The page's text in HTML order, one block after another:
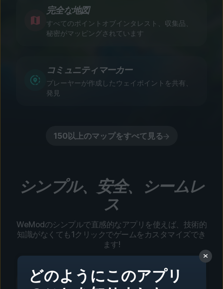
完全な地図
すべてのポイントオブインタレスト、収集品、
秘密がマッピングされています
コミュニティマーカー
プレーヤーが作成したウェイポイントを共有、
発見
150以上のマップをすべて見る
シンプル、安全、シームレ
ス
WeModのシンプルで直感的なアプリを使えば、技術的
知識がなくても1クリックでゲームをカスタマイズでき
ます!
どのようにこのアプリ